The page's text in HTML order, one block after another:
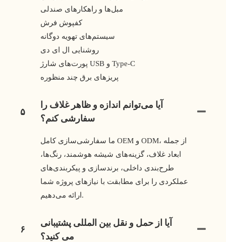
مبل‌ها و راهکارهای صندلی
کفپوش فرش
سیستم‌های تهویه دوگانه
روشنایی ال ای دی
پورت‌های شارژ USB و Type-C
پریزهای برق چند منظوره
۵
آیا می‌توانم اندازه و ظاهر غلاف را
سفارشی کنم؟
ما سفارشی‌سازی کامل OEM و ODM، از جمله
ابعاد غلاف، گزینه‌های شیشه هوشمند، رنگ‌ها،
طرح‌بندی داخلی، برندسازی و پیکربندی‌های
عملکردی را برای مطابقت با نیازهای پروژه شما
ارائه می‌دهیم.
۶
آیا از حمل و نقل بین المللی پشتیبانی
می کنید؟